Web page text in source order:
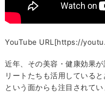
YouTube URL[https://
近年、その美容・健康効果
リートたちも活用している
という面からも注目されてい